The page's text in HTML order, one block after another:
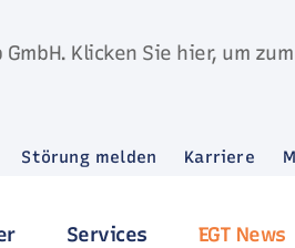
Klicken Sie hier, um zum
Störung melden Karriere
Services EGT News